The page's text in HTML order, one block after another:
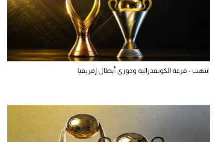
انتهت - قرعة الكونفدرالية ودوري أبطال إفريقيا